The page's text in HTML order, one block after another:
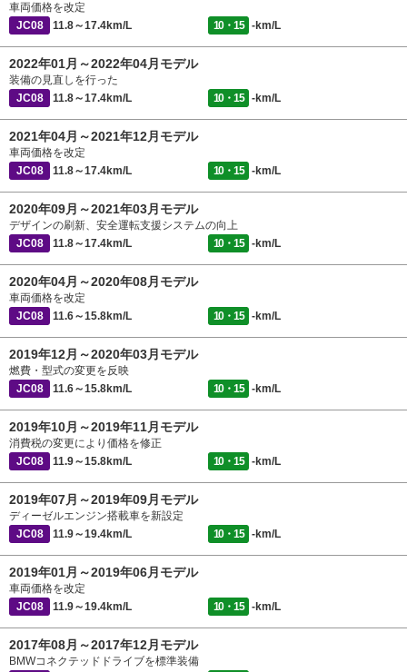
車両価格を改定
JC08
11.8～17.4km/L 10・15 -km/L
2022年01月～2022年04月モデル
装備の見直しを行った
JC08
11.8～17.4km/L 10・15 -km/L
2021年04月～2021年12月モデル
車両価格を改定
JC08
11.8～17.4km/L 10・15 -km/L
2020年09月～2021年03月モデル
デザインの刷新、安全運転支援システムの向上
JC08
11.8～17.4km/L 10・15 -km/L
2020年04月～2020年08月モデル
車両価格を改定
JC08
11.6～15.8km/L 10・15 -km/L
2019年12月～2020年03月モデル
燃費・型式の変更を反映
JC08
11.6～15.8km/L 10・15 -km/L
2019年10月～2019年11月モデル
消費税の変更により価格を修正
JC08
11.9～15.8km/L 10・15 -km/L
2019年07月～2019年09月モデル
ディーゼルエンジン搭載車を新設定
JC08
11.9～19.4km/L 10・15 -km/L
2019年01月～2019年06月モデル
車両価格を改定
JC08
11.9～19.4km/L 10・15 -km/L
2017年08月～2017年12月モデル
BMWコネクテッドドライブを標準装備